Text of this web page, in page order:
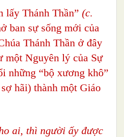
lấy Thánh Thần” (c.
ban sự sống mới của
Thánh Thần ở đây
một Nguyên lý của Sự
những “bộ xương khô”
hãi) thành một Giáo
ai, thì người ấy được